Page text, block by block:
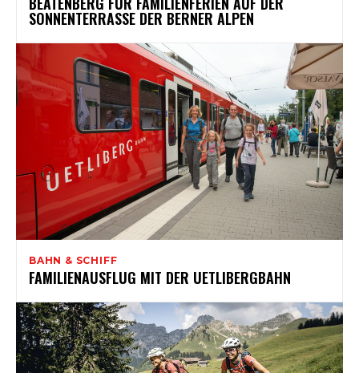
SONNENTERRASSE DER BERNER ALPEN
BAHN & SCHIFF
FAMILIENAUSFLUG MIT DER UETLIBERGBAHN